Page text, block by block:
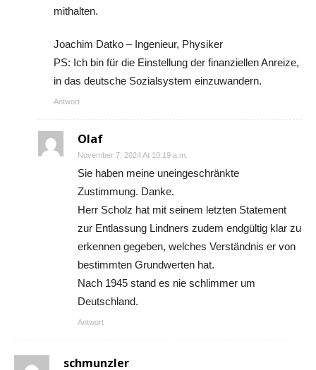
mithalten.
Joachim Datko – Ingenieur, Physiker
PS: Ich bin für die Einstellung der finanziellen Anreize,
in das deutsche Sozialsystem einzuwandern.
Antwort
Olaf
November 7, 2024 At 10:19 a.m.
Sie haben meine uneingeschränkte
Zustimmung. Danke.
Herr Scholz hat mit seinem letzten Statement
zur Entlassung Lindners zudem endgültig klar zu
erkennen gegeben, welches Verständnis er von
bestimmten Grundwerten hat.
Nach 1945 stand es nie schlimmer um
Deutschland.
Antwort
schmunzler